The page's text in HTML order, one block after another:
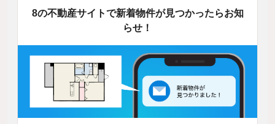
8の不動産サイトで新着物件が見つかったらお知
らせ！